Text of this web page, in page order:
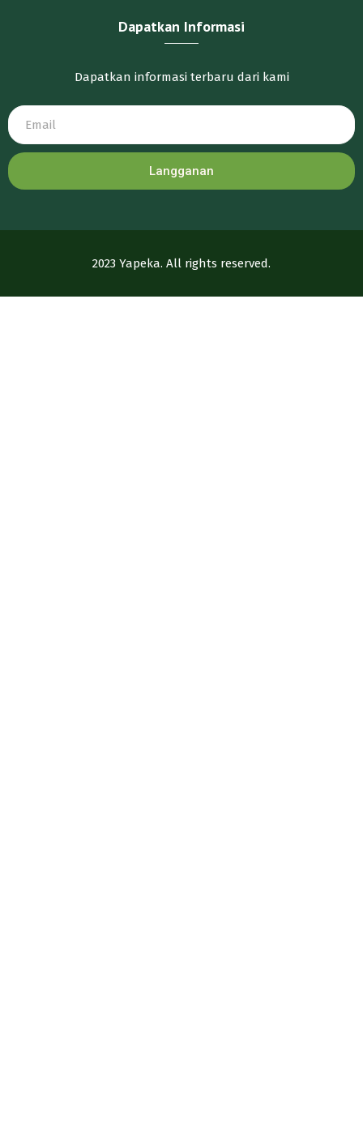
Dapatkan Informasi
Dapatkan informasi terbaru dari kami
Langganan
2023 Yapeka. All rights reserved.